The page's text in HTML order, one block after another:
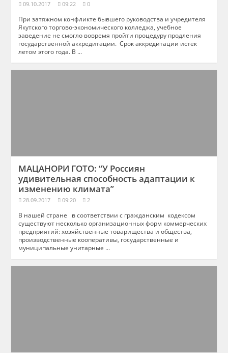
09.10.2017 09:22 0
При затяжном конфликте бывшего руководства и учредителя
Якутского торгово-экономического колледжа, учебное
заведение не смогло вовремя пройти процедуру продления
государственной аккредитации. Срок аккредитации истек
летом этого года. В ...
МАЦАНОРИ ГОТО: “У Россиян
удивительная способность адаптации к
изменению климата”
28.09.2017 09:20 2
В нашей стране в соответствии с гражданским кодексом
существуют несколько организационных форм коммерческих
предприятий: хозяйственные товарищества и общества,
производственные кооперативы, государственные и
муниципальные унитарные ...